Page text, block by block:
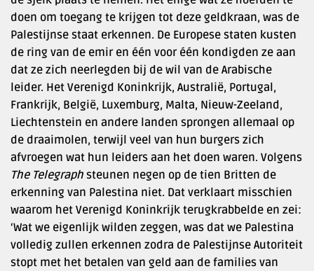
doen om toegang te krijgen tot deze geldkraan, was de
Palestijnse staat erkennen. De Europese staten kusten
de ring van de emir en één voor één kondigden ze aan
dat ze zich neerlegden bij de wil van de Arabische
leider. Het Verenigd Koninkrijk, Australië, Portugal,
Frankrijk, België, Luxemburg, Malta, Nieuw-Zeeland,
Liechtenstein en andere landen sprongen allemaal op
de draaimolen, terwijl veel van hun burgers zich
afvroegen wat hun leiders aan het doen waren. Volgens
The Telegraph steunen negen op de tien Britten de
erkenning van Palestina niet. Dat verklaart misschien
waarom het Verenigd Koninkrijk terugkrabbelde en zei:
‘Wat we eigenlijk wilden zeggen, was dat we Palestina
volledig zullen erkennen zodra de Palestijnse Autoriteit
stopt met het betalen van geld aan de families van